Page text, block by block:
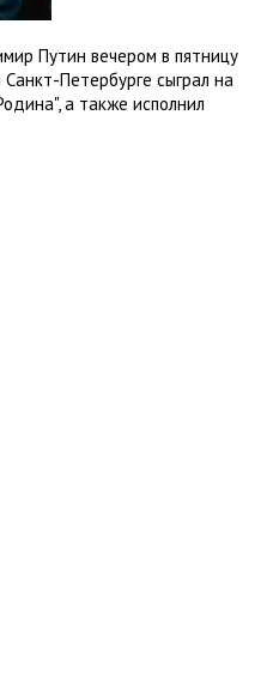
Путин вечером в пятницу
Петербурге сыграл на
а также исполнил